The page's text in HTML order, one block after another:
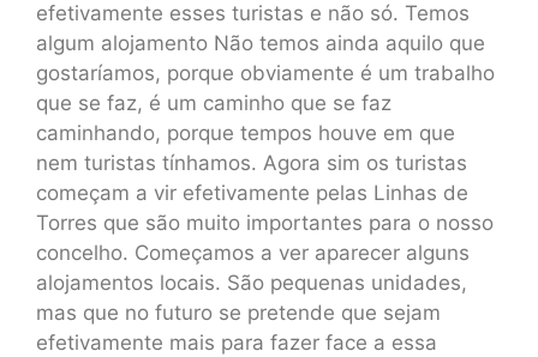
efetivamente esses turistas e não só. Temos
algum alojamento Não temos ainda aquilo que
gostaríamos, porque obviamente é um trabalho
que se faz, é um caminho que se faz
caminhando, porque tempos houve em que
nem turistas tínhamos. Agora sim os turistas
começam a vir efetivamente pelas Linhas de
Torres que são muito importantes para o nosso
concelho. Começamos a ver aparecer alguns
alojamentos locais. São pequenas unidades,
mas que no futuro se pretende que sejam
efetivamente mais para fazer face a essa